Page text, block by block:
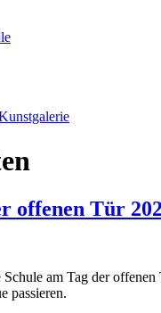
offenen Tür
am Tag der
passieren.